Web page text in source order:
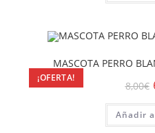
¡OFERTA!
MASCOTA PERRO
8,00€
Añadir